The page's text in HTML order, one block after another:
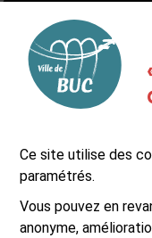
Ce site utilise des
paramétrés.
Vous pouvez en
anonyme,
CS 90236 -
01 39
S'ABONNER À LA